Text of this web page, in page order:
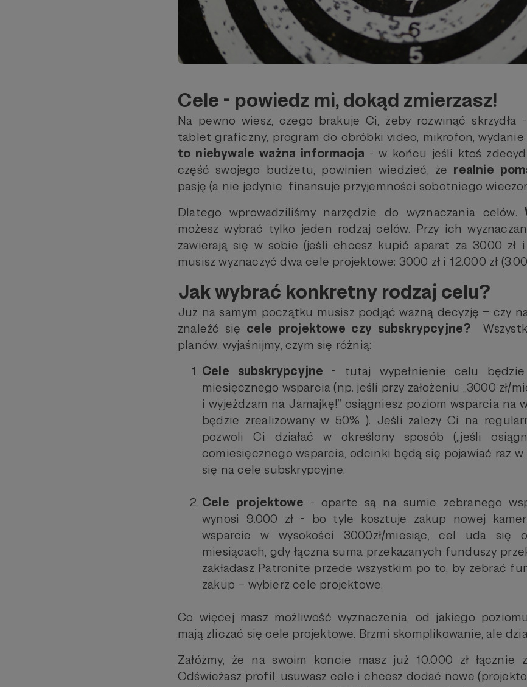
Cele - powiedz mi, dokąd zmierzasz!
Na pewno wiesz, czego brakuje Ci, żeby rozwinąć
tablet graficzny, program do obróbki video, mikrofon, wydanie
to niebywale ważna informacja - w końcu jeśli ktoś
część swojego budżetu, powinien wiedzieć, że realnie
pasję (a nie jedynie finansuje przyjemności sobotniego
Dlatego wprowadziliśmy narzędzie do wyznaczania celów.
możesz wybrać tylko jeden rodzaj celów. Przy ich
zawierają się w sobie (jeśli chcesz kupić aparat za 3000 zł
musisz wyznaczyć dwa cele projektowe: 3000 zł i 12.000 zł
Jak wybrać konkretny rodzaj celu?
Już na samym początku musisz podjąć ważną decyzję – czy
znaleźć się cele projektowe czy subskrypcyjne?
planów, wyjaśnijmy, czym się różnią:
Cele subskrypcyjne - tutaj wypełnienie celu będzie
miesięcznego wsparcia (np. jeśli przy założeniu „3000 zł/
i wyjeżdzam na Jamajkę!” osiągniesz poziom wsparcia na
będzie zrealizowany w 50% ). Jeśli zależy Ci na
pozwoli Ci działać w określony sposób („jeśli
comiesięcznego wsparcia, odcinki będą się pojawiać raz
się na cele subskrypcyjne.
Cele projektowe - oparte są na sumie zebranego
wynosi 9.000 zł - bo tyle kosztuje zakup nowej
wsparcie w wysokości 3000zł/miesiąc, cel uda się
miesiącach, gdy łączna suma przekazanych funduszy
zakładasz Patronite przede wszystkim po to, by zebrać
zakup – wybierz cele projektowe.
Co więcej masz możliwość wyznaczenia, od jakiego
mają zliczać się cele projektowe. Brzmi skomplikowanie, ale
Załóżmy, że na swoim koncie masz już 10.000 zł łącznie
Odświeżasz profil, usuwasz cele i chcesz dodać nowe